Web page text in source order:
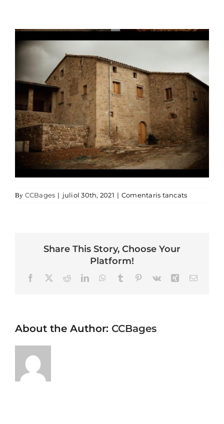
By CCBages | juliol 30th, 2021 | Comentaris tancatsa Can Pla
Share This Story, Choose Your
Platform!
FacebookRedditLinkedInWhatsApp
TumblrPinterest
Vk XingEmail
About the Author: CCBages